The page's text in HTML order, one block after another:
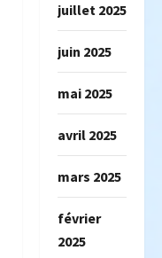
juillet 2025
juin 2025
mai 2025
avril 2025
mars 2025
février
2025